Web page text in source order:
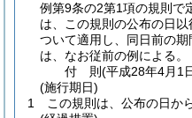
例第9条の2第1項の規則で
は、この規則の公布の日
ついて適用し、同日前の
は、なお従前の例による。
付 則(平成28年4月1
(施行期日)
1
この規則は、公布の日か